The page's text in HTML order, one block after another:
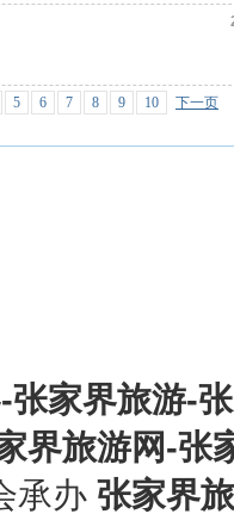
5 6 7 8 9 10 下一页
家界旅游-
界旅游网-张
承办 张家界